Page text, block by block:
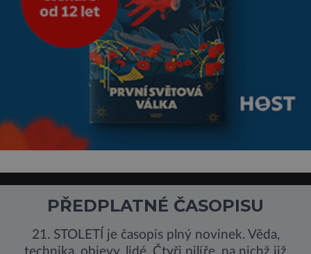
PŘEDPLATNÉ ČASOPISU
21. STOLETÍ je časopis plný novinek. Věda,